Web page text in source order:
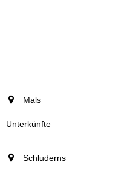
Ort
Unterkünfte
Mals
Schluderns